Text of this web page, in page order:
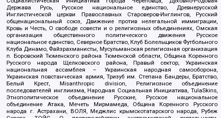
Держава Русь, Русское национальное единство, Древнерусской
Инглистической церкви Православных Староверов-Инглингов, Русский
общенациональный союз, Движение против нелегальной иммиграции,
Кровь и Честь, О свободе совести и о религиозных объединениях, Омская
организация общественного политического движения Русское
национальное единство, Северное Братство, Клуб Болельщиков Футбольного
Клуба Динамо, Файзрахманисты, Мусульманская религиозная организация
п. Боровский Тюменского района Тюменской области, Община Коренного
Русского народа Щелковского района, Правый сектор, Украинская
национальная ассамблея – Украинская народная самооборона,
Украинская повстанческая армия, Тризуб им. Степана Бандеры, Братство,
Белый Крест, Misanthropic division, Религиозное объединение
последователей инглиизма, Народная Социальная Инициатива, TulaSkins,
Этнополитическое объединение Русские, Русское национальное
объединение Атака, Мечеть Мирмамеда, Община Коренного Русского
народа г. Астрахани, ВОЛЯ, Меджлис крымскотатарского народа, Рубеж